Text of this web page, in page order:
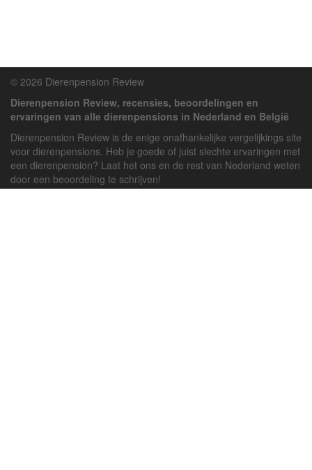
© 2026 Dierenpension Review
Dierenpension Review, recensies, beoordelingen en
ervaringen van alle dierenpensions in Nederland en België
Dierenpension Review is de enige onafhankelijke vergelijkings site
voor dierenpensions. Heb je goede of juist slechte ervaringen met
een dierenpension? Laat het ons en de rest van Nederland weten
door een beoordeling te schrijven!